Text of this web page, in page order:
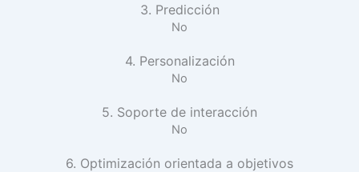
3. Predicción
No
4. Personalización
No
5. Soporte de interacción
No
6. Optimización orientada a objetivos